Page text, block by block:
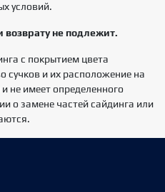
условий.
возврату не подлежит.
с покрытием цвета
сучков и их расположение на
не имеет определенного
о замене частей сайдинга или